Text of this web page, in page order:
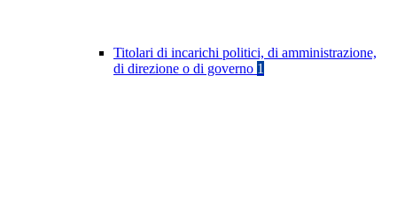
Titolari di incarichi politici, di amministrazione,
di direzione o di governo 1